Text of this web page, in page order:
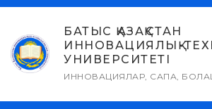
Skip
content
БАТЫС ҚАЗАҚСТАН
ИННОВАЦИЯЛЫҚ-
УНИВЕРСИТЕТІ
ИННОВАЦИЯЛАР, САПА,